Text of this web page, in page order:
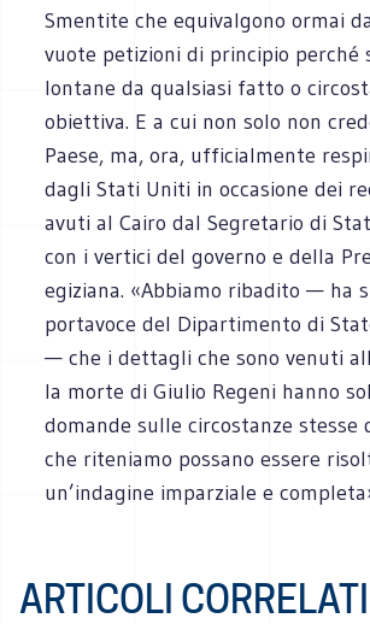
Smentite che equivalgono ormai
vuote petizioni di principio perché
lontane da qualsiasi fatto o
obiettiva. E a cui non solo non
Paese, ma, ora, ufficialmente
dagli Stati Uniti in occasione dei
avuti al Cairo dal Segretario di
con i vertici del governo e della
egiziana. «Abbiamo ribadito — ha
portavoce del Dipartimento di
— che i dettagli che sono venuti
la morte di Giulio Regeni hanno
domande sulle circostanze stesse
che riteniamo possano essere
un’indagine imparziale e
ARTICOLI CORRELATI